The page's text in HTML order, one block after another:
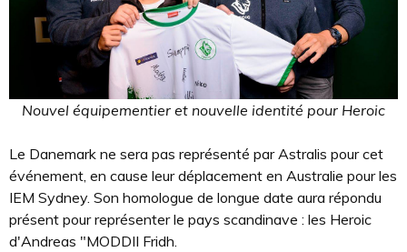
Nouvel équipementier et nouvelle identité pour Heroic
Le Danemark ne sera pas représenté par Astralis pour cet
événement, en cause leur déplacement en Australie pour les
IEM Sydney. Son homologue de longue date aura répondu
présent pour représenter le pays scandinave : les Heroic
d'Andreas "MODDII Fridh.